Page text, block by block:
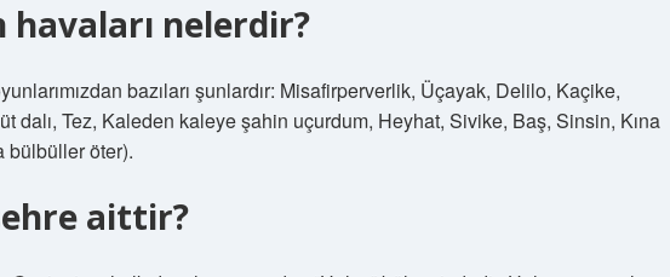
nelerdir?
bazıları şunlardır: Misafirperverlik, Üçayak, Delilo, Kaçike,
dalı, Tez, Kaleden kaleye şahin uçurdum, Heyhat, Sivike, Baş, Sinsin, Kına
bülbüller öter).
aittir?